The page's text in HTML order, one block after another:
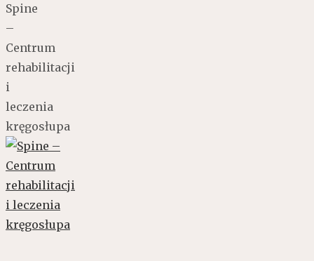
Spine
–
Centrum
rehabilitacji
i
leczenia
kręgosłupa